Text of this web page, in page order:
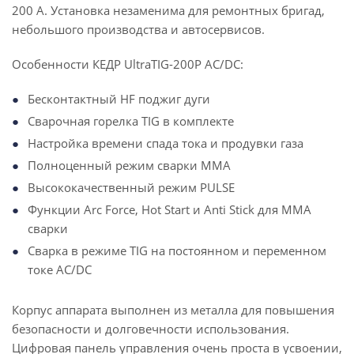
200 А. Установка незаменима для ремонтных бригад,
небольшого производства и автосервисов.
Особенности КЕДР UltraTIG-200P AC/DC:
Бесконтактный HF поджиг дуги
Сварочная горелка TIG в комплекте
Настройка времени спада тока и продувки газа
Полноценный режим сварки MMA
Высококачественный режим PULSE
Функции Arc Force, Hot Start и Anti Stick для ММА
сварки
Сварка в режиме TIG на постоянном и переменном
токе AC/DC
Корпус аппарата выполнен из металла для повышения
безопасности и долговечности использования.
Цифровая панель управления очень проста в усвоении,